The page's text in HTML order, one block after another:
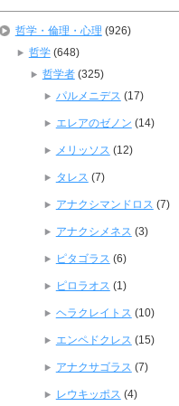
哲学・倫理・心理 (926)
哲学(648)
哲学者(325)
パルメニデス (17)
エレアのゼノン (14)
メリッソス (12)
タレス (7)
アナクシマンドロス (7)
アナクシメネス (3)
ピタゴラス (6)
ピロラオス (1)
ヘラクレイトス (10)
エンペドクレス (15)
アナクサゴラス (7)
レウキッポス (4)